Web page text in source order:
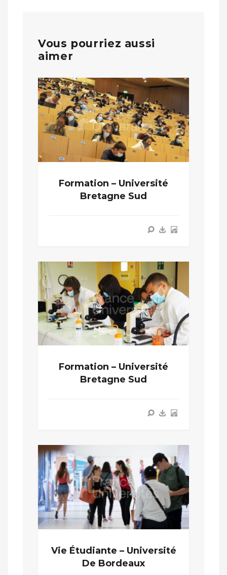
Vous pourriez aussi
aimer
Formation – Université
Bretagne Sud
Formation – Université
Bretagne Sud
Vie Étudiante – Université
De Bordeaux